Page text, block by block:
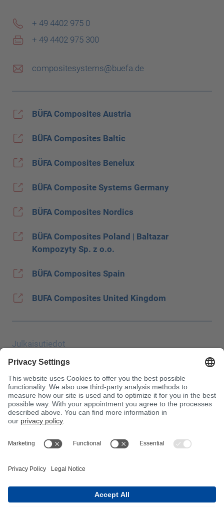
+ 49 4402 975 0
+ 49 4402 975 300
compositesystems@buefa.de
BÜFA Composites Austria
BÜFA Composites Baltic
BÜFA Composites Benelux
BÜFA Composite Systems Germany
BÜFA Composites Nordics
BÜFA Composites Poland | Baltazar
Kompozyty Sp. z o.o.
BÜFA Composites Spain
BUFA Composites United Kingdom
Julkaisutiedot
Tietosuoja
JEC Trade Show
Vakiosopimusehdot
Ostoehdot
Myrkytyskeskus